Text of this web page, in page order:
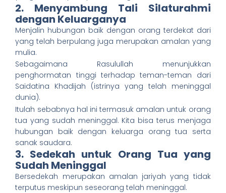
2. Menyambung Tali Silaturahmi
dengan Keluarganya
Menjalin hubungan baik dengan orang terdekat dari
yang telah berpulang juga merupakan amalan yang
mulia.
Sebagaimana Rasulullah menunjukkan
penghormatan tinggi terhadap teman-teman dari
Saidatina Khadijah (istrinya yang telah meninggal
dunia).
Itulah sebabnya hal ini termasuk amalan untuk orang
tua yang sudah meninggal. Kita bisa terus menjaga
hubungan baik dengan keluarga orang tua serta
sanak saudara.
3. Sedekah untuk Orang Tua yang
Sudah Meninggal
Bersedekah merupakan amalan jariyah yang tidak
terputus meskipun seseorang telah meninggal.